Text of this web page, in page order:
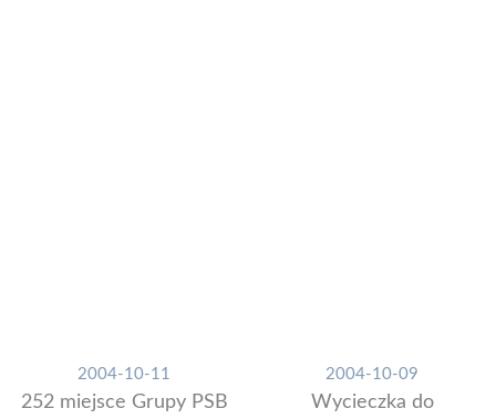
2004-10-11
252 miejsce Grupy PSB
2004-10-09
Wycieczka do